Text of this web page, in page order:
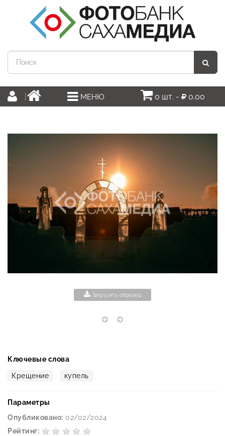
МЕНЮ 0 шт. - 0.00
Загрузить образец
Ключевые слова
Крещение купель
Параметры
Опубликовано: 02/02/2024
Рейтинг: